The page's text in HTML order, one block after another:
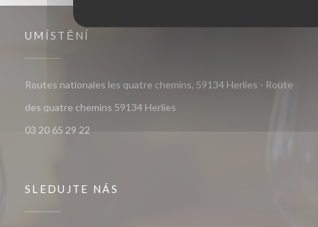
UMÍSTĚNÍ
Routes nationales les quatre chemins, 59134 Herlies - Route
des quatre chemins 59134 Herlies
03 20 65 29 22
SLEDUJTE NÁS